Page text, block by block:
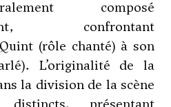
composé
confrontant
(rôle chanté) à son
L’originalité de la
la division de la scène